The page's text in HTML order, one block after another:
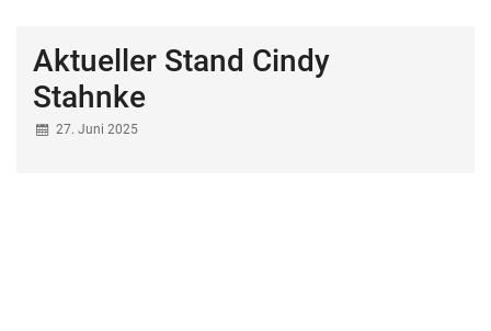
Aktueller Stand Cindy
Stahnke
27. Juni 2025